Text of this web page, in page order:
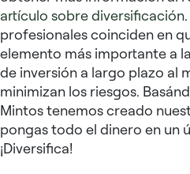
artículo sobre diversificación
profesionales coinciden en
elemento más importante a
de inversión a largo plazo al
minimizan los riesgos.
Mintos tenemos creado
pongas todo el dinero en un
¡Diversifica!